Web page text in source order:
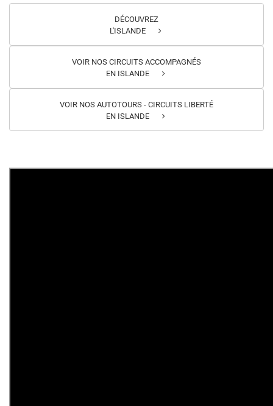
DÉCOUVREZ
L'ISLANDE
VOIR NOS CIRCUITS ACCOMPAGNÉS
EN ISLANDE
VOIR NOS AUTOTOURS - CIRCUITS LIBERTÉ
EN ISLANDE